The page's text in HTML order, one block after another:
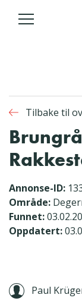
Tilbake til
Annonse-ID:
Område:
Funnet:
Oppdatert:
Paul